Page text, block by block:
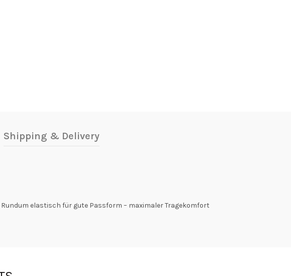
Shipping & Delivery
elastisch für gute Passform – maximaler Tragekomfort